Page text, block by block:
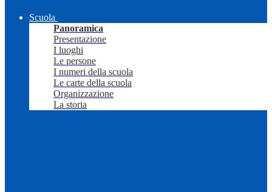
Scuola
Panoramica
Presentazione
I luoghi
Le persone
I numeri della scuola
Le carte della scuola
Organizzazione
La storia